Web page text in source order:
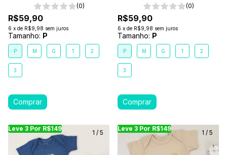
(0)
R$59,90
6 x de R$9,98 sem juros
Tamanho: P
P M G 1 2
3
(0)
R$59,90
6 x de R$9,98 sem juros
Tamanho: P
P M G 1 2
3
Leve 3 Por R$149
Leve 3 Por R$149 Leve 3 Por R$149 Leve
1 / 5
Leve 3 Por R$149
Leve 3 Por R$149
1 / 5